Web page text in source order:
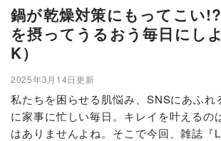
鍋が乾燥対策にもってこい
を摂ってうるおう毎日にし
K）
2025年3月14日更新
私たちを困らせる肌悩み、SNSにあふれ
に家事に忙しい毎日。キレイを叶えるの
はありませんよね。そこで今回、雑誌『